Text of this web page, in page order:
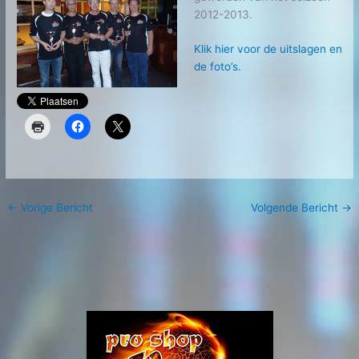
2012-2013.
Klik hier voor de uitslagen en
de foto’s.
← Vorige Bericht Volgende Bericht →